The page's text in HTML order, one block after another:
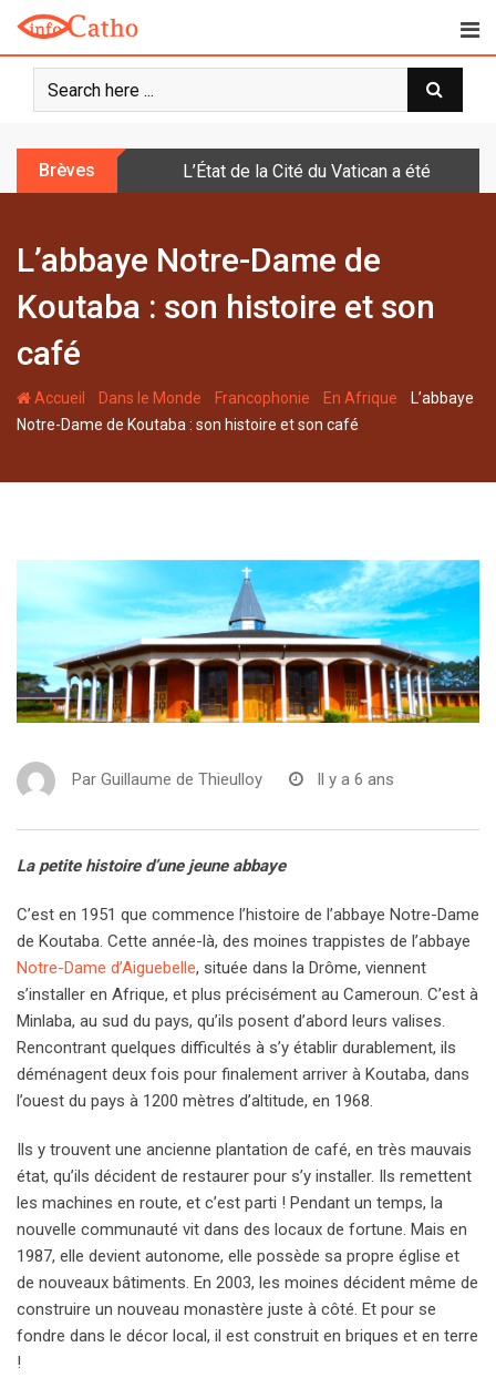
o
Brèves L’État de la Cité du Vatican a été doté
L’abbaye Notre-Dame de
Koutaba : son histoire et son
café
Accueil - Dans le Monde - Francophonie - En Afrique - L’abbaye
Notre-Dame de Koutaba : son histoire et son café
Par Guillaume de Thieulloy Il y a 6 ans
La petite histoire d’une jeune abbaye
C’est en 1951 que commence l’histoire de l’abbaye Notre-Dame
de Koutaba. Cette année-là, des moines trappistes de l’abbaye
Notre-Dame d’Aiguebelle, située dans la Drôme, viennent
s’installer en Afrique, et plus précisément au Cameroun. C’est à
Minlaba, au sud du pays, qu’ils posent d’abord leurs valises.
Rencontrant quelques difficultés à s’y établir durablement, ils
déménagent deux fois pour finalement arriver à Koutaba, dans
l’ouest du pays à 1200 mètres d’altitude, en 1968.
Ils y trouvent une ancienne plantation de café, en très mauvais
état, qu’ils décident de restaurer pour s’y installer. Ils remettent
les machines en route, et c’est parti ! Pendant un temps, la
nouvelle communauté vit dans des locaux de fortune. Mais en
1987, elle devient autonome, elle possède sa propre église et
de nouveaux bâtiments. En 2003, les moines décident même de
construire un nouveau monastère juste à côté. Et pour se
fondre dans le décor local, il est construit en briques et en terre
!